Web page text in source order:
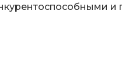
и